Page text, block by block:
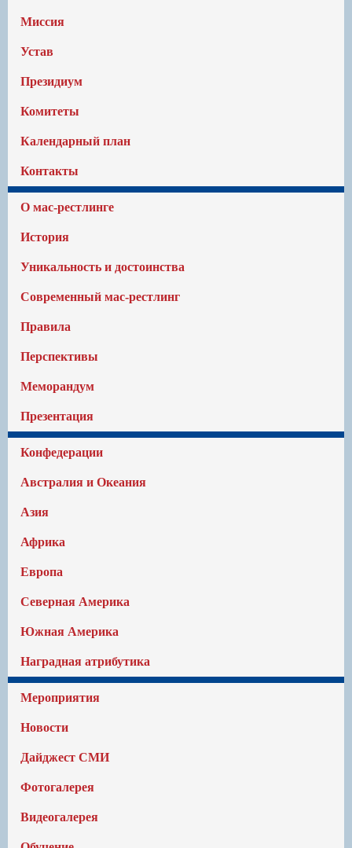
Миссия
Устав
Президиум
Комитеты
Календарный план
Контакты
О мас-рестлинге
История
Уникальность и достоинства
Современный мас-рестлинг
Правила
Перспективы
Меморандум
Презентация
Конфедерации
Австралия и Океания
Азия
Африка
Европа
Северная Америка
Южная Америка
Наградная атрибутика
Мероприятия
Новости
Дайджест СМИ
Фотогалерея
Видеогалерея